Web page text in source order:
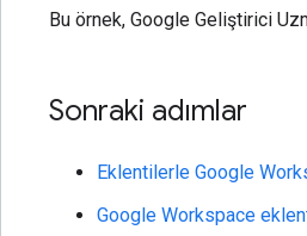
Bu örnek, Google Geliştirici
Sonraki adımlar
Eklentilerle Google
Google Workspace